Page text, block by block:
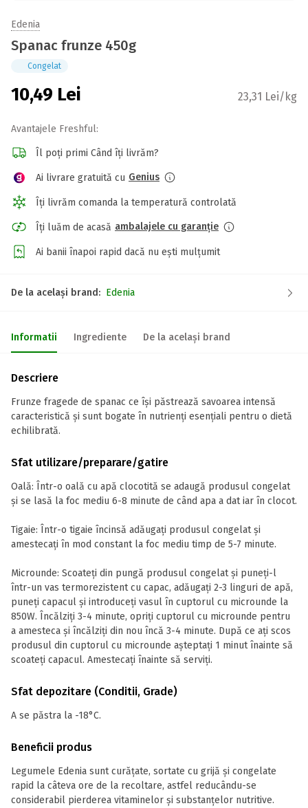
Edenia
Spanac frunze 450g
Congelat
10,49 Lei 23,31 Lei/kg
Avantajele Freshful:
Îl poți primi Când îți livrăm?
Ai livrare gratuită cu Genius
Îți livrăm comanda la temperatură controlată
Îți luăm de acasă ambalajele cu garanție
Ai banii înapoi rapid dacă nu ești mulțumit
De la același brand: Edenia
Informatii Ingrediente De la același brand
Descriere
Frunze fragede de spanac ce își păstrează savoarea intensă
caracteristică și sunt bogate în nutrienți esențiali pentru o dietă
echilibrată.
Sfat utilizare/preparare/gatire
Oală: Într-o oală cu apă clocotită se adaugă produsul congelat
și se lasă la foc mediu 6-8 minute de când apa a dat iar în clocot.
Tigaie: Într-o tigaie încinsă adăugați produsul congelat și
amestecați în mod constant la foc mediu timp de 5-7 minute.
Microunde: Scoateți din pungă produsul congelat și puneți-l
într-un vas termorezistent cu capac, adăugați 2-3 linguri de apă,
puneți capacul și introduceți vasul în cuptorul cu microunde la
850W. Încălziți 3-4 minute, opriți cuptorul cu microunde pentru
a amesteca și încălziți din nou încă 3-4 minute. După ce ați scos
produsul din cuptorul cu microunde așteptați 1 minut înainte să
scoateți capacul. Amestecați înainte să serviți.
Sfat depozitare (Conditii, Grade)
A se păstra la -18°C.
Beneficii produs
Legumele Edenia sunt curățate, sortate cu grijă și congelate
rapid la câteva ore de la recoltare, astfel reducându-se
considerabil pierderea vitaminelor și substanțelor nutritive.